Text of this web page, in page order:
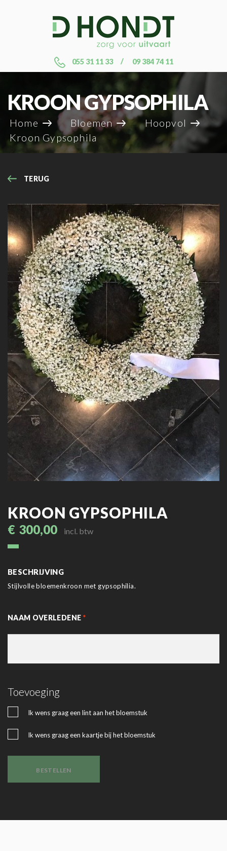
055 31 11 33 09 384 74 11
KROON GYPSOPHILA
Home Bloemen
Hoopvol
Kroon Gypsophila
TERUG
KROON GYPSOPHILA
€ 300,00 incl. btw
BESCHRIJVING
Stijlvolle bloemenkroon met gypsophilia.
NAAM OVERLEDENE *
Toevoeging
Ik wens graag een lint aan het bloemstuk
Ik wens graag een kaartje bij het bloemstuk
BESTELLEN